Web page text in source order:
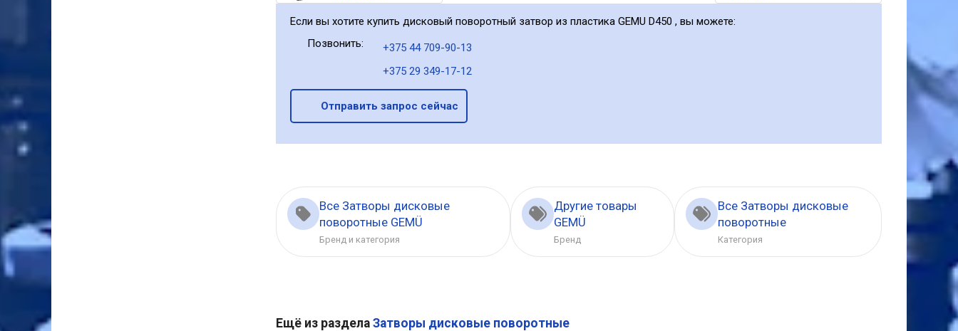
Если вы хотите купить дисковый поворотный затвор из пластика GEMU D450 , вы можете:
Позвонить:
+375 44 709-90-13
+375 29 349-17-12
Отправить запрос сейчас
Все Затворы дисковые
поворотные GEMÜ
Бренд и категория
Другие товары
GEMÜ
Бренд
Все Затворы дисковые
поворотные
Категория
Ещё из раздела Затворы дисковые поворотные